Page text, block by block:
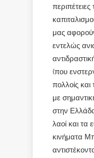
περιπέτειες
μας
εντελώς
(που
πολλοίς
με
στην
λαοί και τα
κινήματα